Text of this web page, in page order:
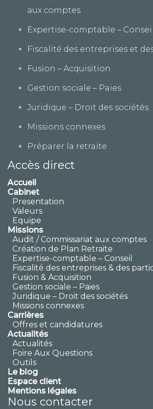
aux comptes
Expertise-comptable – Conseil
Fiscalité des entreprises et
Fusion – Acquisition
Gestion sociale – Paies
Juridique – Droit des sociétés
Missions connexes
Préparer la retraite
Accès direct
Accueil
Cabinet
Presentation
Valeurs
Equipe
Missions
Audit / Commissariat aux comptes
Création de Plan Retraite
Expertise-comptable – Conseil
Fiscalité des entreprises & des
Fusion & Acquisition
Gestion sociale – Paies
Juridique – Droit des sociétés
Missions connexes
Carrières
Offres et candidatures
Actualités
Actualités
Foire Aux Questions
Outils
Le blog
Espace client
Mentions légales
Nous contacter